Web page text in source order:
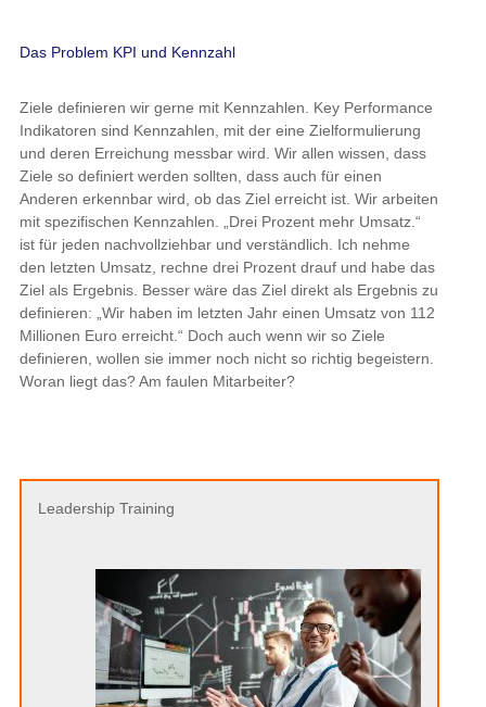
Das Problem KPI und Kennzahl
Ziele definieren wir gerne mit Kennzahlen. Key Performance
Indikatoren sind Kennzahlen, mit der eine Zielformulierung
und deren Erreichung messbar wird. Wir allen wissen, dass
Ziele so definiert werden sollten, dass auch für einen
Anderen erkennbar wird, ob das Ziel erreicht ist. Wir arbeiten
mit spezifischen Kennzahlen. „Drei Prozent mehr Umsatz.“
ist für jeden nachvollziehbar und verständlich. Ich nehme
den letzten Umsatz, rechne drei Prozent drauf und habe das
Ziel als Ergebnis. Besser wäre das Ziel direkt als Ergebnis zu
definieren: „Wir haben im letzten Jahr einen Umsatz von 112
Millionen Euro erreicht.“ Doch auch wenn wir so Ziele
definieren, wollen sie immer noch nicht so richtig begeistern.
Woran liegt das? Am faulen Mitarbeiter?
Leadership Training